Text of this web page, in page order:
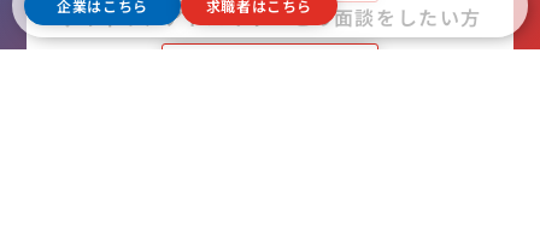
企業はこちら 求職者はこちら
◇キャリアアドバイザーとの面談をしたい方